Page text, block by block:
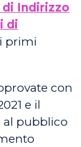
di Indirizzo
di
primi
con
e il
al pubblico